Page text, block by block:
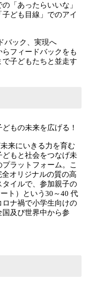
「あったらいいな」
ども目線」でのアイ
バック、実現へ
フィードバックをも
子どもたちと並走す
もの未来を広げる！
来にいきる力を育む
もと社会をつなげ未
ラットフォーム。こ
オリジナルの質の高
イルで、参加親子の
ト）という30～40 代
ナ禍で小学生向けの
及び世界中から参